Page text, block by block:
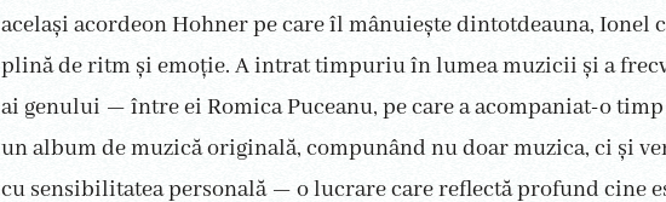
același acordeon Hohner pe care îl mânuiește dintotdeauna, Ionel
plină de ritm și emoție. A intrat timpuriu în lumea muzicii și a
ai genului — între ei Romica Puceanu, pe care a acompaniat-o
un album de muzică originală, compunând nu doar muzica, ci și
cu sensibilitatea personală — o lucrare care reflectă profund cine